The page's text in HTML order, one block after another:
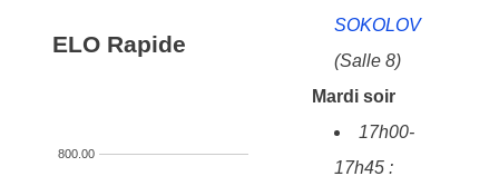
ELO Rapide
800.00
SOKOLOV
(Salle 8)
Mardi soir
17h00-
17h45 :